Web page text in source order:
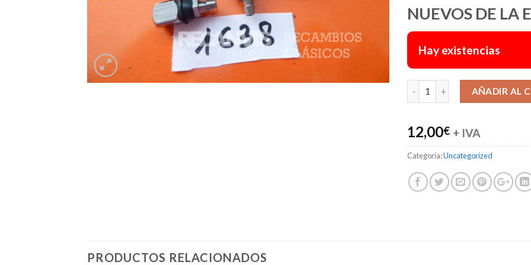
NUEVOS DE LA
Hay existencias
AÑADIR AL
12,00€ + IVA
Categoría:Uncategorized
PRODUCTOS RELACIONADOS